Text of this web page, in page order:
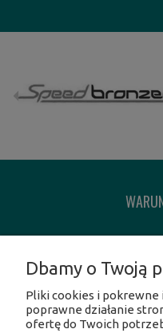
Dbamy o Twoją
Pliki cookies i
poprawne działanie
ofertę do Twoich